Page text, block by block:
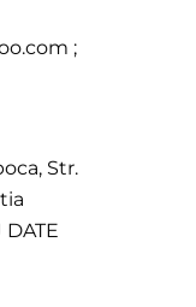
;
Str.
DATE